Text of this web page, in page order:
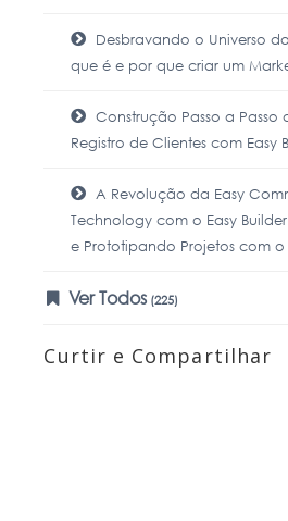
Desbravando o Universo
que é e por que criar um
Construção Passo a Passo
Registro de Clientes com Easy
A Revolução da Easy
Technology com o Easy
e Prototipando Projetos com o
Ver Todos (225)
Curtir e Compartilhar